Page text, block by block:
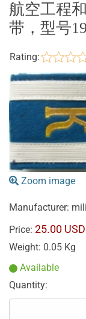
航空工程
带，型号
Rating:
Zoom image
Manufacturer:
Price: 25.00 USD
Weight: 0.05 Kg
Available
Quantity: